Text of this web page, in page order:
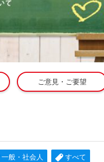
ご意見・ご要望
一般・社会人 すべて